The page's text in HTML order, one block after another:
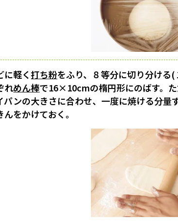
に軽く打ち粉をふり、８等分に切り分ける
れめん棒で16×10cmの楕円形にのばす。
パンの大きさに合わせ、一度に焼ける分量
をかけておく。